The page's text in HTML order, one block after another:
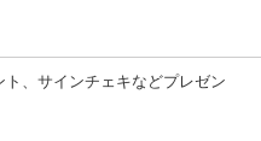
、サインチェキなどプレゼン